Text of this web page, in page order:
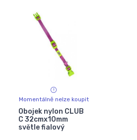
Momentálně nelze koupit
Obojek nylon CLUB
C 32cmx10mm
světle fialový